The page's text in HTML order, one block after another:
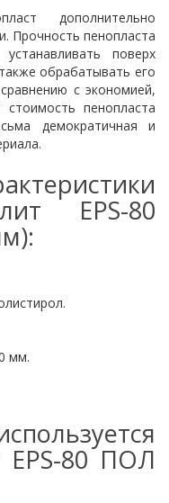
дополнительно
Прочность пенопласта
поверх
обрабатывать его
с экономией,
пенопласта
демократичная и
EPS-80
мм.
EPS-80 ПОЛ